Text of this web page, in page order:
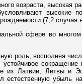
возраста, высокая
высокие
(7,2 случая
сфере во
роль, восполняя
из Латвии, Литвы и
естественную убыль